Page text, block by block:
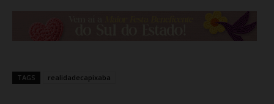
TAGS realidadecapixaba